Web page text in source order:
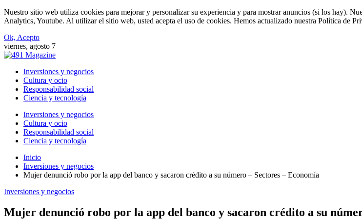
Nuestro sitio web utiliza cookies para mejorar y personalizar su experiencia y para mostrar anuncios (si los hay).
Analytics, Youtube. Al utilizar el sitio web, usted acepta el uso de cookies. Hemos actualizado nuestra Política de
Ok, Acepto
viernes, agosto 7
Inversiones y negocios
Cultura y ocio
Responsabilidad social
Ciencia y tecnología
Inversiones y negocios
Cultura y ocio
Responsabilidad social
Ciencia y tecnología
Inicio
Inversiones y negocios
Mujer denunció robo por la app del banco y sacaron crédito a su número – Sectores – Economía
Inversiones y negocios
Mujer denunció robo por la app del banco y sacaron crédito a su